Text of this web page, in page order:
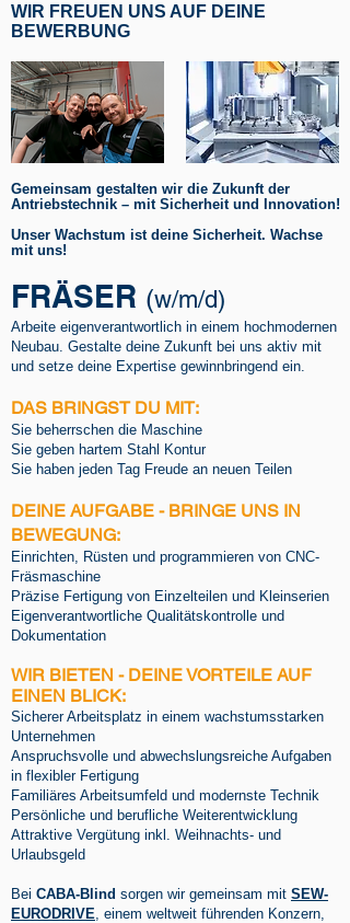
WIR FREUEN UNS AUF DEINE
BEWERBUNG
Gemeinsam gestalten wir die Zukunft der
Antriebstechnik – mit Sicherheit und Innovation!
Unser Wachstum ist deine Sicherheit. Wachse
mit uns!
FRÄSER (w/m/d)
Arbeite eigenverantwortlich in einem hochmodernen
Neubau. Gestalte deine Zukunft bei uns aktiv mit
und setze deine Expertise gewinnbringend ein.
DAS BRINGST DU MIT:
Sie beherrschen die Maschine
Sie geben hartem Stahl Kontur
Sie haben jeden Tag Freude an neuen Teilen
DEINE AUFGABE - BRINGE UNS IN
BEWEGUNG:
Einrichten, Rüsten und programmieren von CNC-
Fräsmaschine
Präzise Fertigung von Einzelteilen und Kleinserien
Eigenverantwortliche Qualitätskontrolle und
Dokumentation
WIR BIETEN - DEINE VORTEILE AUF
EINEN BLICK:
Sicherer Arbeitsplatz in einem wachstumsstarken
Unternehmen
Anspruchsvolle und abwechslungsreiche Aufgaben
in flexibler Fertigung
Familiäres Arbeitsumfeld und modernste Technik
Persönliche und berufliche Weiterentwicklung
Attraktive Vergütung inkl. Weihnachts- und
Urlaubsgeld
Bei CABA-Blind sorgen wir gemeinsam mit SEW-
EURODRIVE, einem weltweit führenden Konzern,